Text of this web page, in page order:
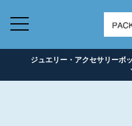
ジュエリー・アクセサリーボ